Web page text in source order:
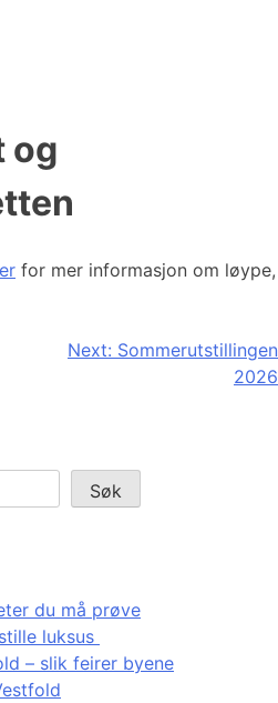
og
for mer informasjon om løype,
Next: Sommerutstillingen
2026
Søk
du må prøve
luksus
– slik feirer byene